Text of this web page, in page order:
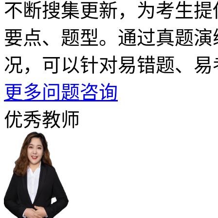
不断搜集更新，为考生
要点、题型。通过真题
况，可以针对易错题、
更多问题咨询
优秀教师